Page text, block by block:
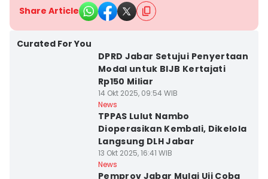
Share Article
Curated For You
DPRD Jabar Setujui Penyertaan
Modal untuk BIJB Kertajati
Rp150 Miliar
14 Okt 2025, 09:54 WIB
News
TPPAS Lulut Nambo
Dioperasikan Kembali, Dikelola
Langsung DLH Jabar
13 Okt 2025, 16:41 WIB
News
Pemprov Jabar Mulai Uji Coba